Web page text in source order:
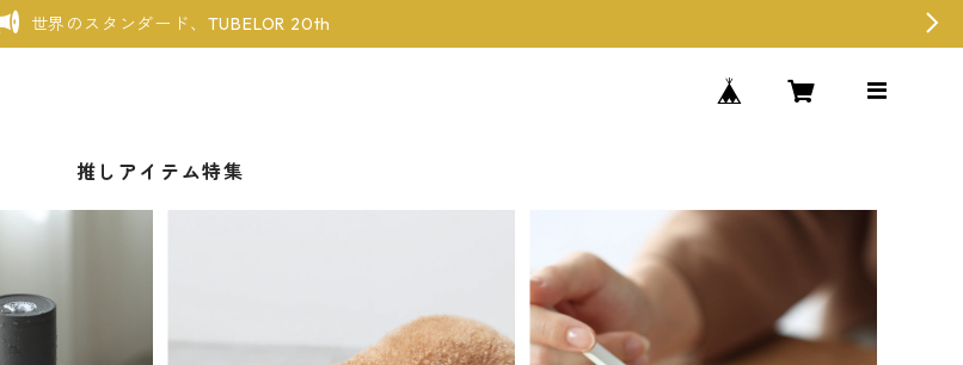
世界のスタンダード、TUBELOR 20th
推しアイテム特集